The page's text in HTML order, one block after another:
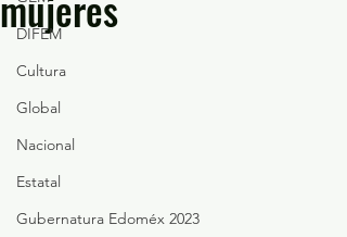
DIFEM
Cultura
Global
Nacional
Estatal
Gubernatura Edoméx 2023